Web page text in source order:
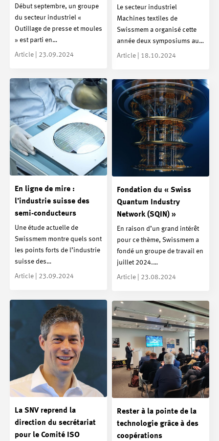
Le secteur industriel
Machines textiles de
Swissmem a organisé cette
année deux symposiums au…
Article | 18.10.2024
Début septembre, un groupe
du secteur industriel «
Outillage de presse et moules
» est parti en…
Article | 23.09.2024
En ligne de mire :
l’industrie suisse des
semi-conducteurs
Une étude actuelle de
Swissmem montre quels sont
les points forts de l’industrie
suisse des…
Article | 23.09.2024
Fondation du « Swiss
Quantum Industry
Network (SQIN) »
En raison d’un grand intérêt
pour ce thème, Swissmem a
fondé un groupe de travail en
juillet 2024.…
Article | 23.08.2024
La SNV reprend la
direction du secrétariat
pour le Comité ISO
Rester à la pointe de la
technologie grâce à des
coopérations